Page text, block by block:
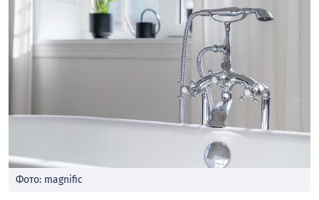
Фото: magnific